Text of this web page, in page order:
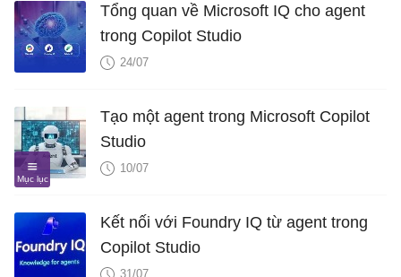
Tổng quan về Microsoft IQ cho agent
trong Copilot Studio
24/07
Tạo một agent trong Microsoft Copilot
Studio
10/07
Kết nối với Foundry IQ từ agent trong
Copilot Studio
31/07